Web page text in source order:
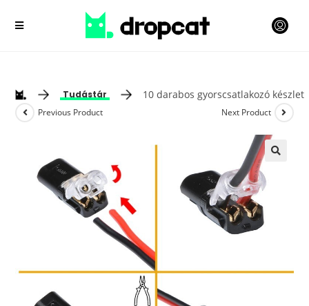
Tudástár 10 darabos gyorscsatlakozó készlet
Previous Product Next Product